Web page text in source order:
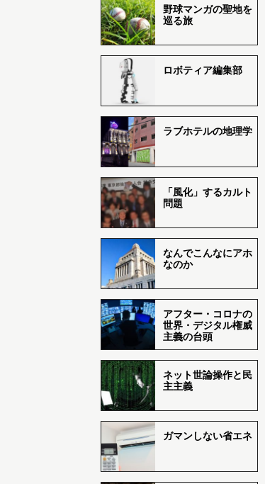
野球マンガの聖地を
巡る旅
ロボティア編集部
ラブホテルの地理学
「風化」するカルト
問題
なんでこんなにアホ
なのか
アフター・コロナの
世界・デジタル権威
主義の台頭
ネット世論操作と民
主主義
ガマンしない省エネ